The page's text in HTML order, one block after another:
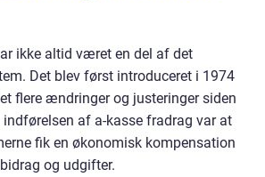
ikke altid været en del af det
Det blev først introduceret i 1974
flere ændringer og justeringer siden
af a-kasse fradrag var at
fik en økonomisk kompensation
og udgifter.